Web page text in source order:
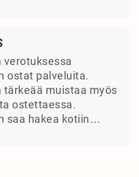
verotuksessa
ostat palveluita.
tärkeää muistaa myös
ostettaessa.
saa hakea kotiin…